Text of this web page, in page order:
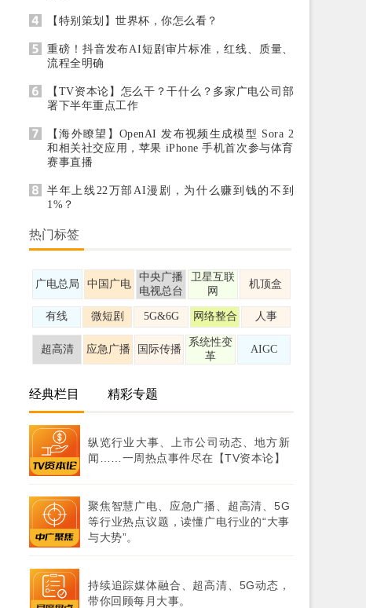
【特别策划】世界杯，你怎么看？
重磅！抖音发布AI短剧审片标准，红线、质量、
流程全明确
【TV资本论】怎么干？干什么？多家广电公司部
署下半年重点工作
【海外瞭望】OpenAI 发布视频生成模型 Sora 2
和相关社交应用，苹果 iPhone 手机首次参与体育
赛事直播
半年上线22万部AI漫剧，为什么赚到钱的不到
1%？
热门标签
广电总局 中国广电
中央广播
电视总台
卫星互联
网
机顶盒
有线 微短剧 5G&6G 网络整合 人事
超高清 应急广播 国际传播
系统性变
革
AIGC
经典栏目 精彩专题
纵览行业大事、上市公司动态、地方新
闻……一周热点事件尽在【TV资本论】
聚焦智慧广电、应急广播、超高清、5G
等行业热点议题，读懂广电行业的“大事
与大势”。
持续追踪媒体融合、超高清、5G动态，
带你回顾每月大事。